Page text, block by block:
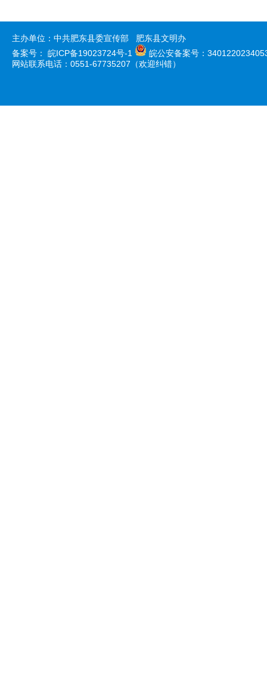
主办单位：中共肥东县委宣传部 肥东县文明办
备案号： 皖ICP备19023724号-1
皖公安备案号：
网站联系电话：0551-67735207（欢迎纠错）